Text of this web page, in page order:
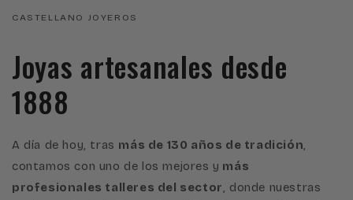
CASTELLANO JOYEROS
Joyas artesanales desde
1888
A día de hoy, tras más de 130 años de tradición,
contamos con uno de los mejores y más
profesionales talleres del sector, donde nuestras